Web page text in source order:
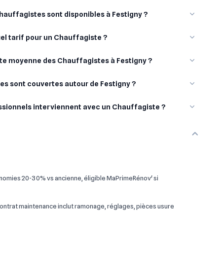
sont disponibles à Festigny ?
tarif pour un Chauffagiste ?
moyenne des Chauffagistes à Festigny ?
sont couvertes autour de Festigny ?
interviennent avec un Chauffagiste ?
20-30% vs ancienne, éligible MaPrimeRénov' si
maintenance inclut ramonage, réglages, pièces usure